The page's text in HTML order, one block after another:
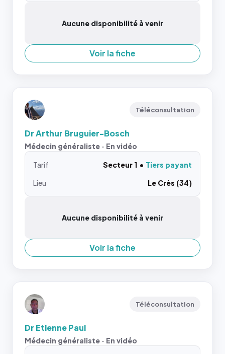
Aucune disponibilité à venir
Voir la fiche
Téléconsultation
Dr Arthur Bruguier-Bosch
Médecin généraliste · En vidéo
Tarif Secteur 1
Tiers payant
Lieu
Le Crès (34)
Aucune disponibilité à venir
Voir la fiche
Téléconsultation
Dr Etienne Paul
Médecin généraliste · En vidéo